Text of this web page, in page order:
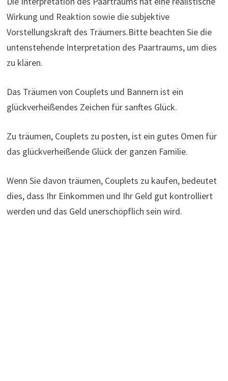
Wirkung und Reaktion sowie die subjektive
Vorstellungskraft des Träumers.Bitte beachten Sie die
untenstehende Interpretation des Paartraums, um dies
zu klären.
Das Träumen von Couplets und Bannern ist ein
glückverheißendes Zeichen für sanftes Glück.
Zu träumen, Couplets zu posten, ist ein gutes Omen für
das glückverheißende Glück der ganzen Familie.
Wenn Sie davon träumen, Couplets zu kaufen, bedeutet
dies, dass Ihr Einkommen und Ihr Geld gut kontrolliert
werden und das Geld unerschöpflich sein wird.